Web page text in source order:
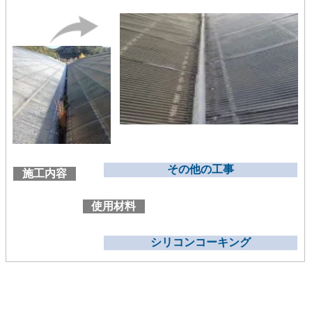
施工内容 その他の工事
使用材料
シリコンコーキング